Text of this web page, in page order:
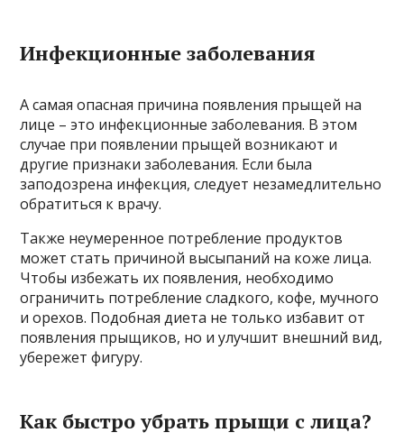
Инфекционные заболевания
А самая опасная причина появления прыщей на
лице – это инфекционные заболевания. В этом
случае при появлении прыщей возникают и
другие признаки заболевания. Если была
заподозрена инфекция, следует незамедлительно
обратиться к врачу.
Также неумеренное потребление продуктов
может стать причиной высыпаний на коже лица.
Чтобы избежать их появления, необходимо
ограничить потребление сладкого, кофе, мучного
и орехов. Подобная диета не только избавит от
появления прыщиков, но и улучшит внешний вид,
убережет фигуру.
Как быстро убрать прыщи с лица?